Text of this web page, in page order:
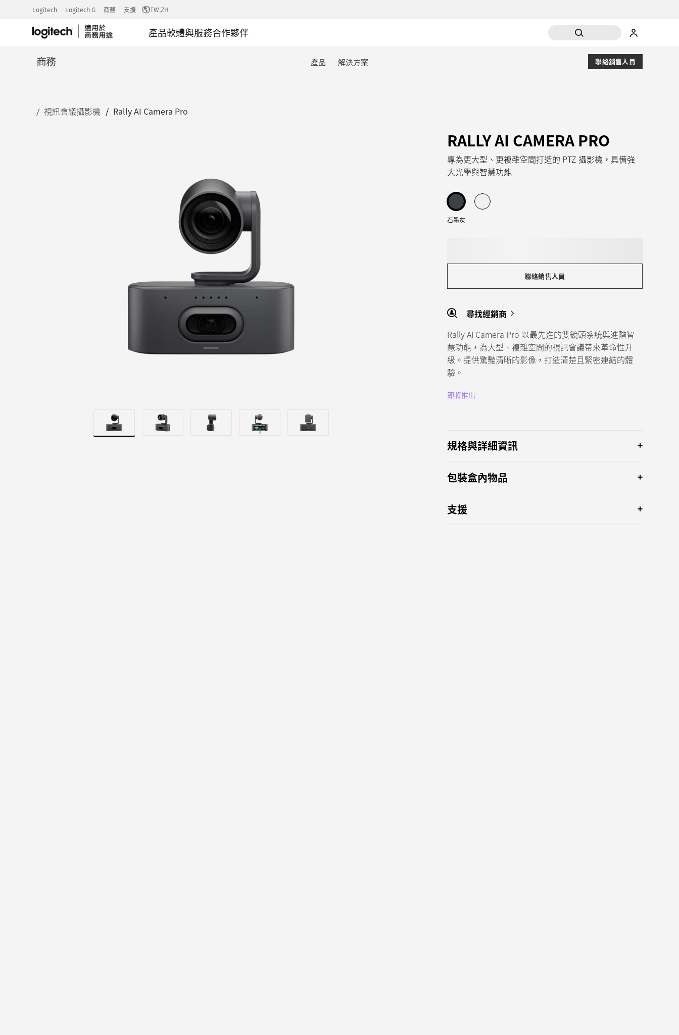
具
CAMERA
Logitech Logitech G 商務 支援 TW,ZH
產品軟體與服務合作夥伴
商務 產品 解決方案 聯絡銷售人員
視訊會議攝影機 Rally AI Camera Pro
RALLY AI CAMERA PRO
專為更大型、更複雜空間打造的 PTZ 攝影機，具備強
大光學與智慧功能
石墨灰
聯絡銷售人員
尋找經銷商
Rally AI Camera Pro 以最先進的雙鏡頭系統與進階智
慧功能，為大型、複雜空間的視訊會議帶來革命性升
級。提供驚豔清晰的影像，打造清楚且緊密連結的體
驗。
即將推出
規格與詳細資訊
包裝盒內物品
支援